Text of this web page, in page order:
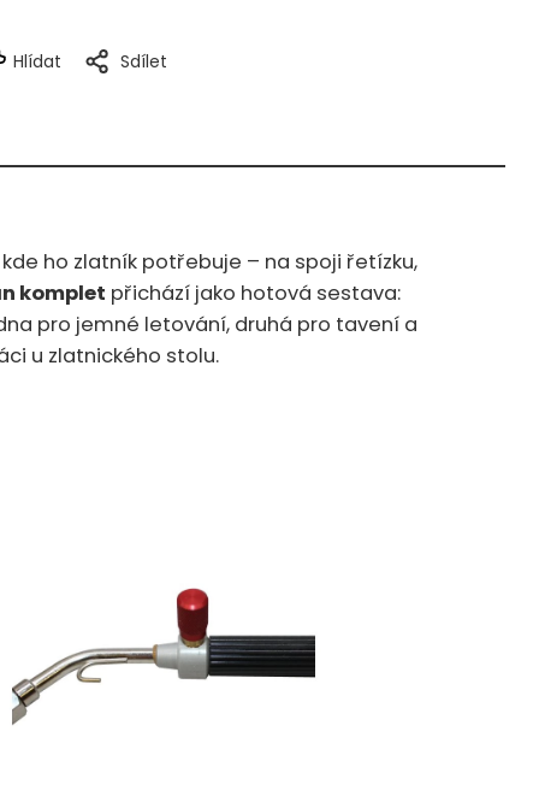
Hlídat Sdílet
ho zlatník potřebuje – na spoji řetízku,
komplet přichází jako hotová sestava:
pro jemné letování, druhá pro tavení a
u zlatnického stolu.